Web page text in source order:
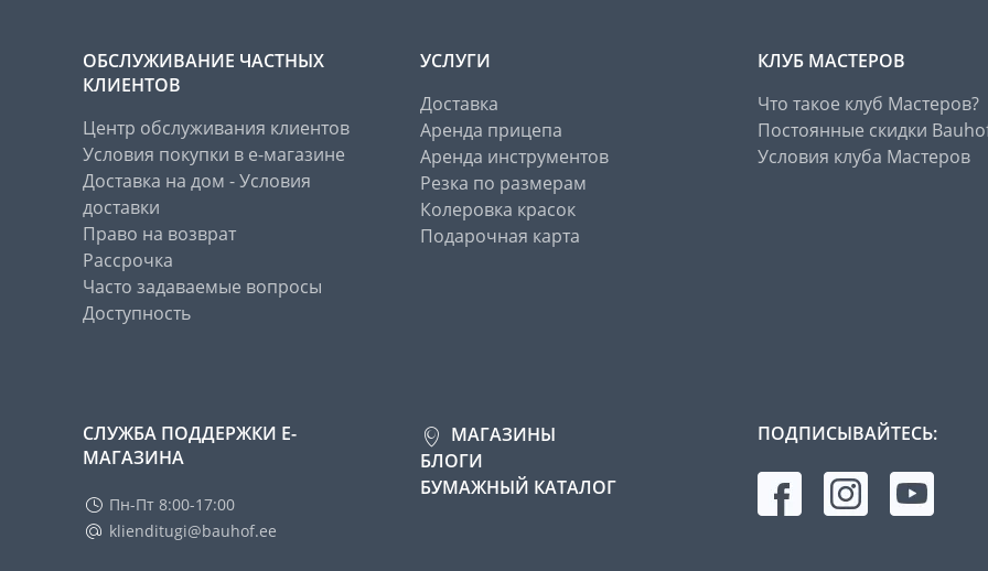
ОБСЛУЖИВАНИЕ ЧАСТНЫХ
КЛИЕНТОВ
Центр обслуживания клиентов
Условия покупки в е-магазине
Доставка на дом - Условия
доставки
Право на возврат
Рассрочка
Часто задаваемые вопросы
Доступность
УСЛУГИ
Доставка
Аренда прицепа
Аренда инструментов
Резка по размерам
Колеровка красок
Подарочная карта
КЛУБ МАСТЕРОВ
Что такое клуб Мастеров?
Постоянные скидки
Условия клуба Мастеров
СЛУЖБА ПОДДЕРЖКИ Е-
МАГАЗИНА
Пн-Пт 8:00-17:00
klienditugi@bauhof.ee
МАГАЗИНЫ
БЛОГИ
БУМАЖНЫЙ КАТАЛОГ
ПОДПИСЫВАЙТЕСЬ: